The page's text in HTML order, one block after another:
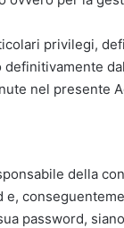
privilegi,
nel presente
della
e,
password,